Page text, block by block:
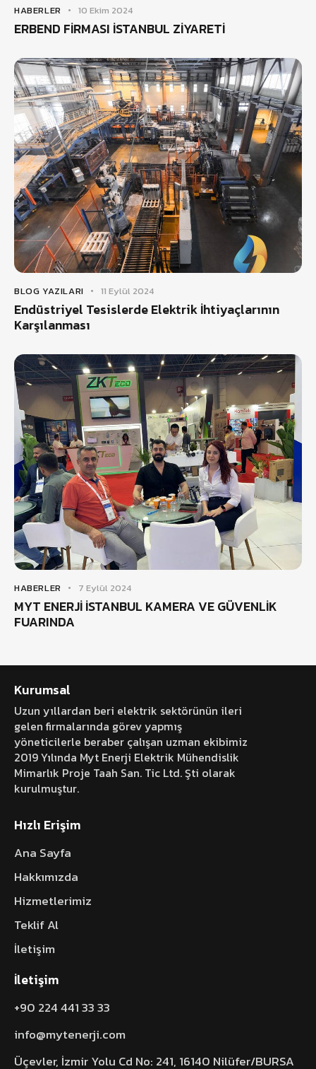
HABERLER 10 Ekim 2024
ERBEND FİRMASI İSTANBUL ZİYARETİ
BLOG YAZILARI 11 Eylül 2024
Endüstriyel Tesislerde Elektrik İhtiyaçlarının
Karşılanması
HABERLER 7 Eylül 2024
MYT ENERJİ İSTANBUL KAMERA VE GÜVENLİK
FUARINDA
Kurumsal
Uzun yıllardan beri elektrik sektörünün ileri
gelen firmalarında görev yapmış
yöneticilerle beraber çalışan uzman ekibimiz
2019 Yılında Myt Enerji Elektrik Mühendislik
Mimarlık Proje Taah San. Tic Ltd. Şti olarak
kurulmuştur.
Hızlı Erişim
Ana Sayfa
Hakkımızda
Hizmetlerimiz
Teklif Al
İletişim
İletişim
+90 224 441 33 33
info@mytenerji.com
Üçevler, İzmir Yolu Cd No: 241, 16140 Nilüfer/BURSA